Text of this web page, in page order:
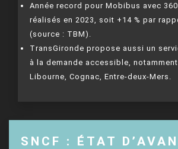
Année record pour Mobibus avec
réalisés en 2023, soit +14 % par
(source : TBM).
TransGironde propose aussi un
à la demande accessible,
Libourne, Cognac, Entre-deux-Mers.
SNCF : ÉTAT